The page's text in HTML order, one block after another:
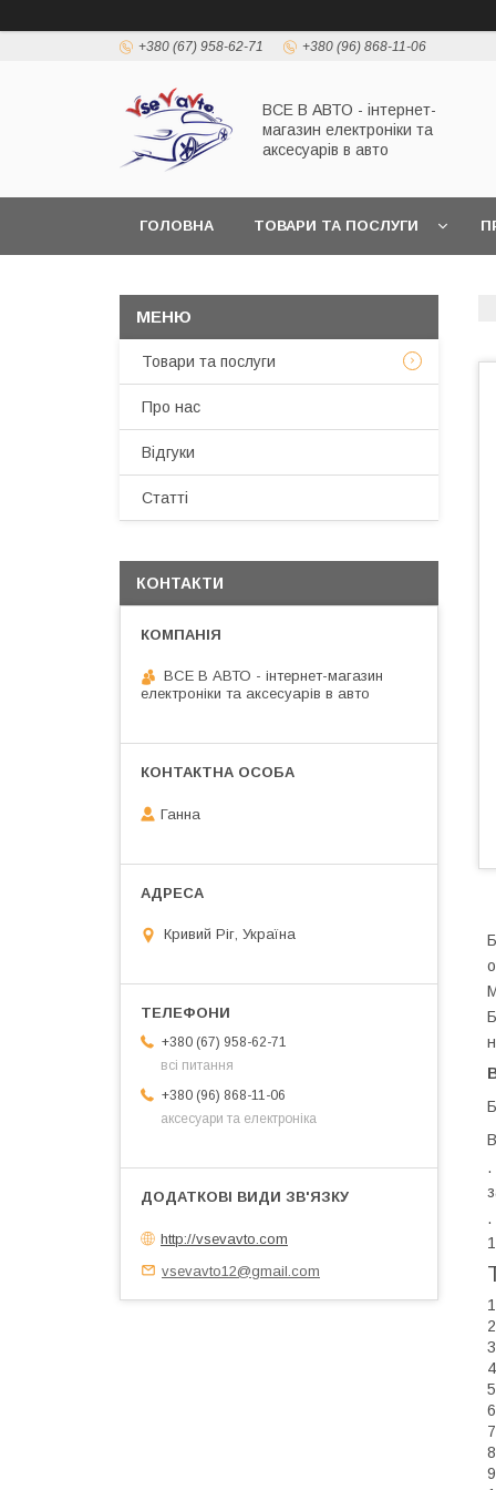
+380 (67) 958-62-71 +380 (96) 868-11-06
ВСЕ В АВТО - інтернет-
магазин електроніки та
аксесуарів в авто
ГОЛОВНА ТОВАРИ ТА ПОСЛУГИ
·
Товари та послуги
Про нас
Відгуки
Статті
КОНТАКТИ
ВСЕ В АВТО - інтернет-магазин
електроніки та аксесуарів в авто
Ганна
Кривий Ріг, Україна
+380 (67) 958-62-71
всі питання
+380 (96) 868-11-06
аксесуари та електроніка
http://vsevavto.com
vsevavto12@gmail.com